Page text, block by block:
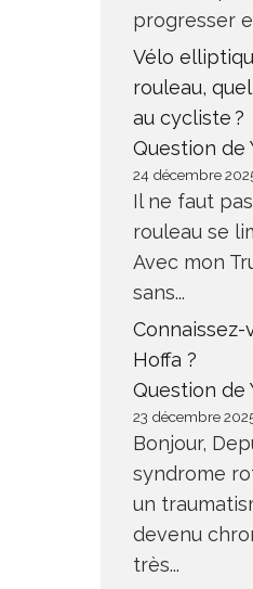
progresser
Vélo
rouleau,
au cycliste ?
Question de
24 décembre
Il ne faut
rouleau se
Avec mon
sans...
Connaissez-
Hoffa ?
Question de
23 décembre
Bonjour,
syndrome
un
devenu
très...